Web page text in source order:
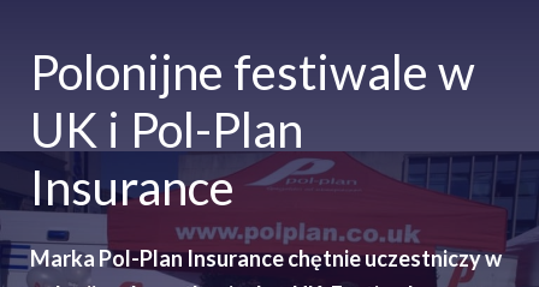
Polonijne festiwale w
UK i Pol-Plan
Insurance
Marka Pol-Plan Insurance chętnie uczestniczy w